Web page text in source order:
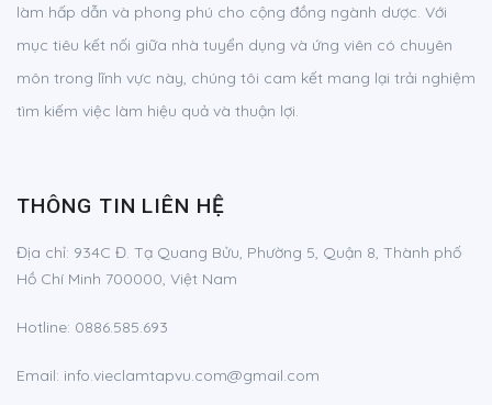
làm hấp dẫn và phong phú cho cộng đồng ngành dược. Với
mục tiêu kết nối giữa nhà tuyển dụng và ứng viên có chuyên
môn trong lĩnh vực này, chúng tôi cam kết mang lại trải nghiệm
tìm kiếm việc làm hiệu quả và thuận lợi.
THÔNG TIN LIÊN HỆ
Địa chỉ: 934C Đ. Tạ Quang Bửu, Phường 5, Quận 8, Thành phố
Hồ Chí Minh 700000, Việt Nam
Hotline: 0886.585.693
Email: info.vieclamtapvu.com@gmail.com